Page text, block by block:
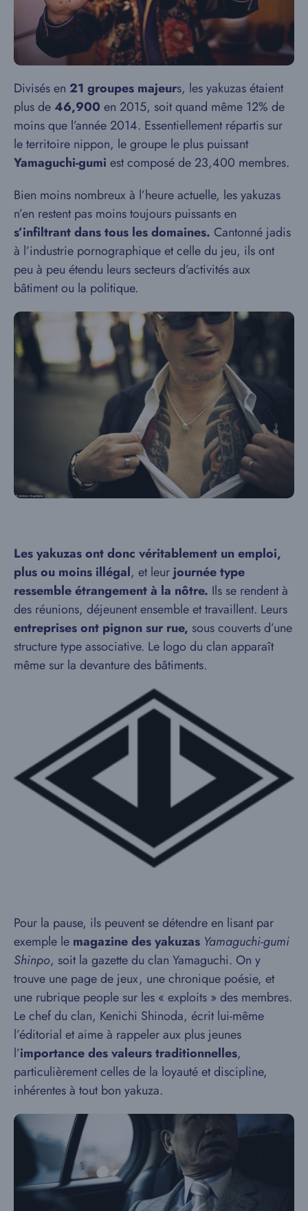
Divisés en 21 groupes majeurs, les yakuzas étaient
plus de46,900 en 2015, soit quand même 12% de
moins que l’année 2014. Essentiellement répartis sur
le territoire nippon, le groupe le plus puissant
Yamaguchi-gumi est composé de 23,400 membres.
Bien moins nombreux à l’heure actuelle, les yakuzas
n’en restent pas moins toujours puissants en
s’infiltrant dans tous les domaines. Cantonné jadis
à l’industrie pornographique et celle du jeu, ils ont
peu à peu étendu leurs secteurs d’activités aux
bâtiment ou la politique.
Les yakuzas ont donc véritablement un emploi,
plus ou moins illégal, et leurjournée type
ressemble étrangement à la nôtre. Ils se rendent à
des réunions, déjeunent ensemble et travaillent. Leurs
entreprises ont pignon sur rue, sous couverts d’une
structure type associative. Le logo du clan apparaît
même sur la devanture des bâtiments.
Pour la pause, ils peuvent se détendre en lisant par
exemple le magazine des yakuzas Yamaguchi-gumi
Shinpo, soit la gazette du clan Yamaguchi. On y
trouve une page de jeux, une chronique poésie, et
une rubrique people sur les « exploits » des membres.
Le chef du clan, Kenichi Shinoda, écrit lui-même
l’éditorial et aime à rappeler aux plus jeunes
l’importance des valeurs traditionnelles,
particulièrement celles de la loyauté et discipline,
inhérentes à tout bon yakuza.